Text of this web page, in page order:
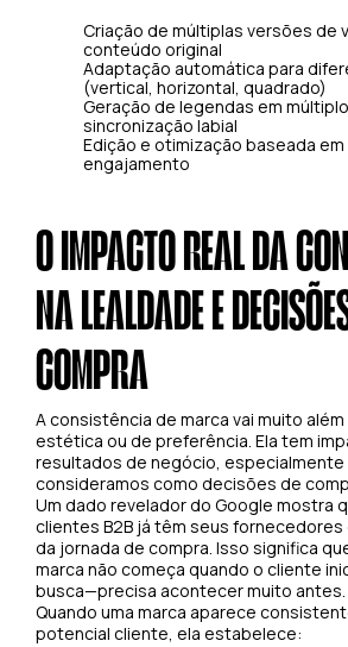
Criação de múltiplas versões de
conteúdo original
Adaptação automática para
(vertical, horizontal, quadrado)
Geração de legendas em
sincronização labial
Edição e otimização baseada
engajamento
O IMPACTO REAL DA
NA LEALDADE E
COMPRA
A consistência de marca vai muito
estética ou de preferência. Ela tem
resultados de negócio, especialmente
consideramos como decisões de
Um dado revelador do Google mostra
clientes B2B já têm seus fornecedores
da jornada de compra. Isso significa
marca não começa quando o cliente
busca—precisa acontecer muito antes.
Quando uma marca aparece
potencial cliente, ela estabelece: